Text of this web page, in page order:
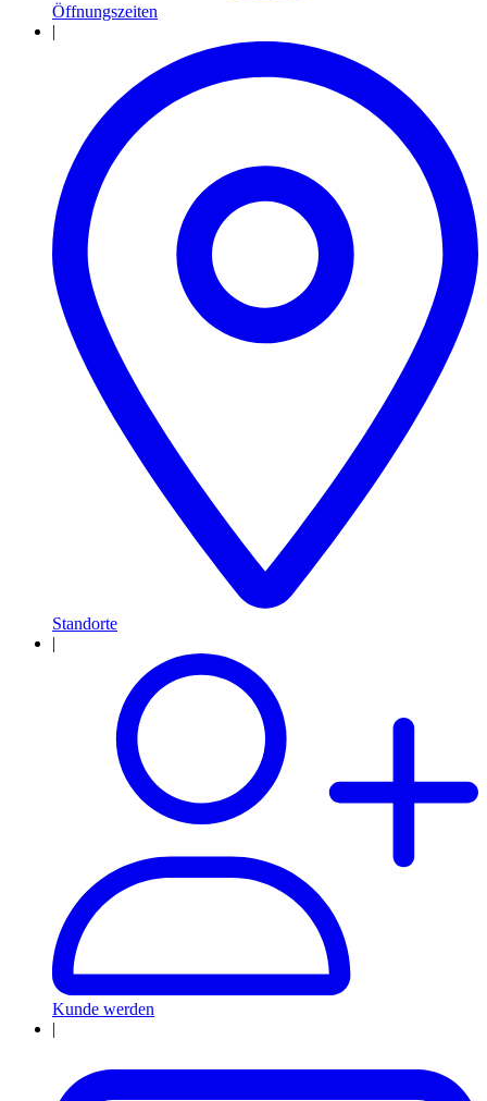
Öffnungszeiten
|
Standorte
Kunde werden
|